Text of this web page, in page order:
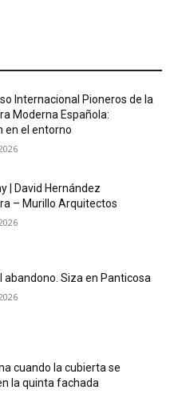
Internacional Pioneros de la
Moderna Española:
en el entorno
| David Hernández
– Murillo Arquitectos
abandono. Siza en Panticosa
cuando la cubierta se
la quinta fachada